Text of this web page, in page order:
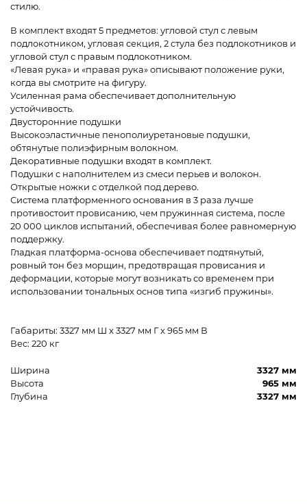
стилю.
В комплект входят 5 предметов: угловой стул с левым
подлокотником, угловая секция, 2 стула без подлокотников и
угловой стул с правым подлокотником.
«Левая рука» и «правая рука» описывают положение руки,
когда вы смотрите на фигуру.
Усиленная рама обеспечивает дополнительную
устойчивость.
Двусторонние подушки
Высокоэластичные пенополиуретановые подушки,
обтянутые полиэфирным волокном.
Декоративные подушки входят в комплект.
Подушки с наполнителем из смеси перьев и волокон.
Открытые ножки с отделкой под дерево.
Система платформенного основания в 3 раза лучше
противостоит провисанию, чем пружинная система, после
20 000 циклов испытаний, обеспечивая более равномерную
поддержку.
Гладкая платформа-основа обеспечивает подтянутый,
ровный тон без морщин, предотвращая провисания и
деформации, которые могут возникать со временем при
использовании тональных основ типа «изгиб пружины».
Габариты: 3327 мм Ш x 3327 мм Г x 965 мм В
Вес: 220 кг
Ширина
3327 мм
Высота
965 мм
Глубина
3327 мм